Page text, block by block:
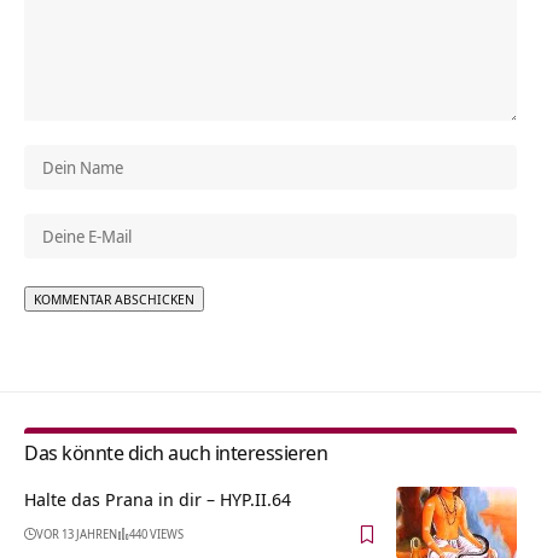
Das könnte dich auch interessieren
Halte das Prana in dir – HYP.II.64
VOR 13 JAHREN 440 VIEWS